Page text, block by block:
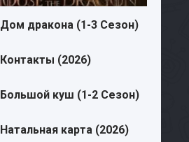
Дом дракона (1-3 Сезон)
Контакты (2026)
Большой куш (1-2 Сезон)
Натальная карта (2026)